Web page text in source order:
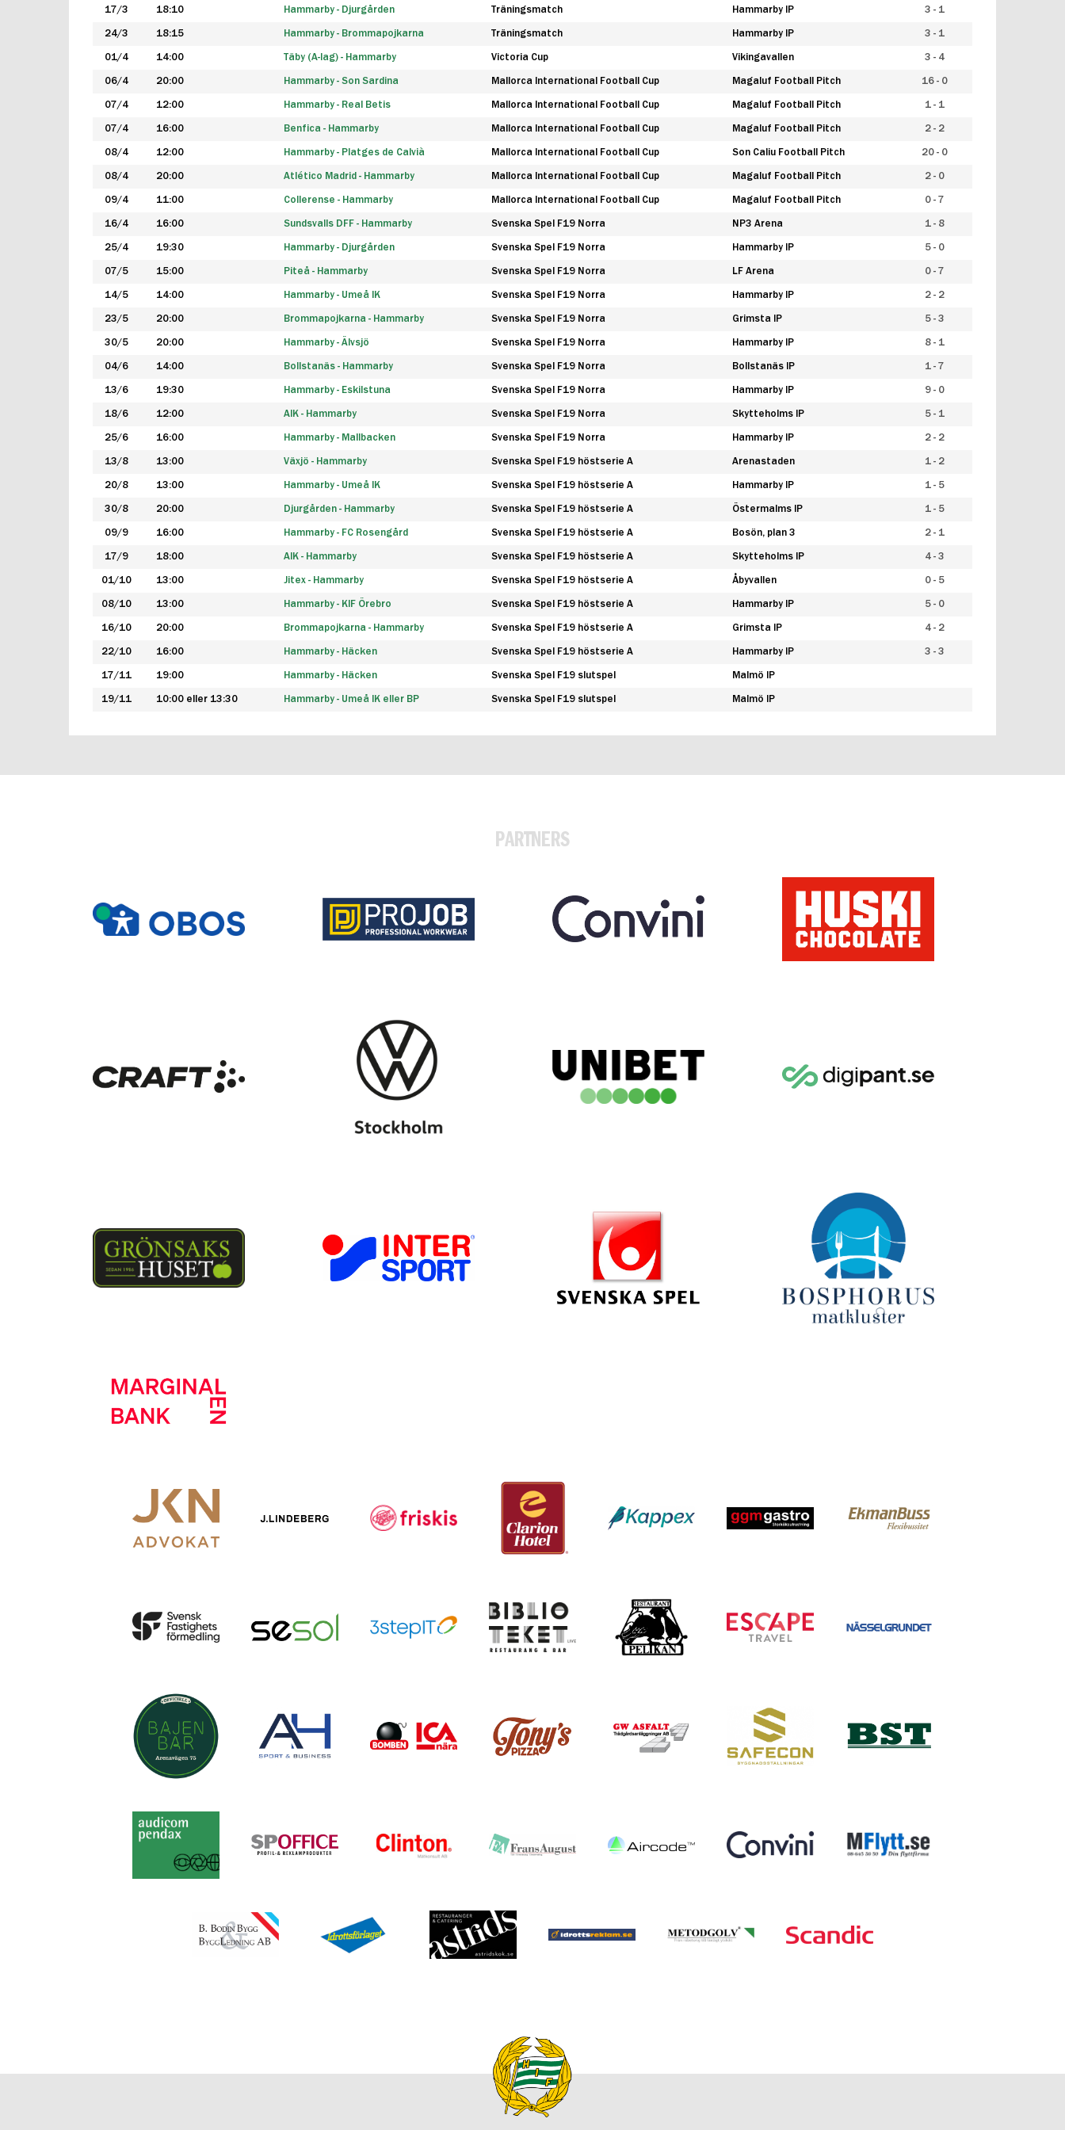
17/3 18:10 Hammarby - Djurgården Träningsmatch Hammarby IP 3 - 1
24/3 18:15 Hammarby - Brommapojkarna Träningsmatch Hammarby IP 3 - 1
01/4 14:00 Täby (A-lag) - Hammarby Victoria Cup Vikingavallen 3 - 4
06/4 20:00 Hammarby - Son Sardina Mallorca International Football Cup Magaluf Football Pitch 16 - 0
07/4 12:00 Hammarby - Real Betis Mallorca International Football Cup Magaluf Football Pitch 1 - 1
07/4 16:00 Benfica - Hammarby Mallorca International Football Cup Magaluf Football Pitch 2 - 2
08/4 12:00 Hammarby - Platges de Calvià Mallorca International Football Cup Son Caliu Football Pitch 20 - 0
08/4 20:00 Atlético Madrid - Hammarby Mallorca International Football Cup Magaluf Football Pitch 2 - 0
09/4 11:00 Collerense - Hammarby Mallorca International Football Cup Magaluf Football Pitch 0 - 7
16/4 16:00 Sundsvalls DFF - Hammarby Svenska Spel F19 Norra NP3 Arena 1 - 8
25/4 19:30 Hammarby - Djurgården Svenska Spel F19 Norra Hammarby IP 5 - 0
07/5 15:00 Piteå - Hammarby Svenska Spel F19 Norra LF Arena 0 - 7
14/5 14:00 Hammarby - Umeå IK Svenska Spel F19 Norra Hammarby IP 2 - 2
23/5 20:00 Brommapojkarna - Hammarby Svenska Spel F19 Norra Grimsta IP 5 - 3
30/5 20:00 Hammarby - Älvsjö Svenska Spel F19 Norra Hammarby IP 8 - 1
04/6 14:00 Bollstanäs - Hammarby Svenska Spel F19 Norra Bollstanäs IP 1 - 7
13/6 19:30 Hammarby - Eskilstuna Svenska Spel F19 Norra Hammarby IP 9 - 0
18/6 12:00 AIK - Hammarby Svenska Spel F19 Norra Skytteholms IP 5 - 1
25/6 16:00 Hammarby - Mallbacken Svenska Spel F19 Norra Hammarby IP 2 - 2
13/8 13:00 Växjö - Hammarby Svenska Spel F19 höstserie A Arenastaden 1 - 2
20/8 13:00 Hammarby - Umeå IK Svenska Spel F19 höstserie A Hammarby IP 1 - 5
30/8 20:00 Djurgården - Hammarby Svenska Spel F19 höstserie A Östermalms IP 1 - 5
09/9 16:00 Hammarby - FC Rosengård Svenska Spel F19 höstserie A Bosön, plan 3 2 - 1
17/9 18:00 AIK - Hammarby Svenska Spel F19 höstserie A Skytteholms IP 4 - 3
01/10 13:00 Jitex - Hammarby Svenska Spel F19 höstserie A Åbyvallen 0 - 5
08/10 13:00 Hammarby - KIF Örebro Svenska Spel F19 höstserie A Hammarby IP 5 - 0
16/10 20:00 Brommapojkarna - Hammarby Svenska Spel F19 höstserie A Grimsta IP 4 - 2
22/10 16:00 Hammarby - Häcken Svenska Spel F19 höstserie A Hammarby IP 3 - 3
17/11 19:00 Hammarby - Häcken Svenska Spel F19 slutspel Malmö IP
19/11 10:00 eller 13:30 Hammarby - Umeå IK eller BP Svenska Spel F19 slutspel Malmö IP
PARTNERS